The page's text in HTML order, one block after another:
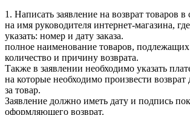
1. Написать заявление на возврат товаров
на имя руководителя интернет-магазина,
указать: номер и дату заказа.
полное наименование товаров, подлежащих
количество и причину возврата.
Также в заявлении необходимо указать
на которые необходимо произвести
за товар.
Заявление должно иметь дату и подпись
оформляющего возврат.